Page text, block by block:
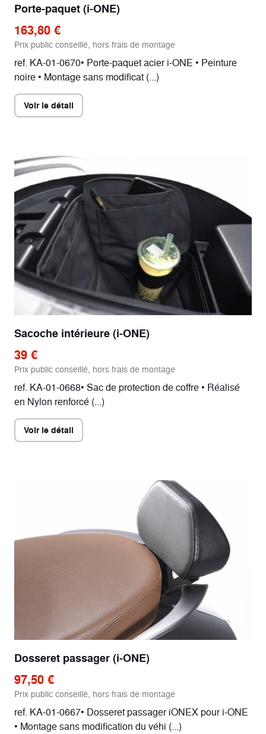
Pneu avant 90/90-12
Pneu arrière 110/70-12
Porte-paquet (i-ONE)
163,80 €
Prix public conseillé, hors frais de montage
ref. KA-01-0670• Porte-paquet acier i-ONE • Peinture
noire • Montage sans modificat (...)
Voir le détail
Sacoche intérieure (i-ONE)
39 €
Prix public conseillé, hors frais de montage
ref. KA-01-0668• Sac de protection de coffre • Réalisé
en Nylon renforcé (...)
Voir le détail
Dosseret passager (i-ONE)
97,50 €
Prix public conseillé, hors frais de montage
ref. KA-01-0667• Dosseret passager iONEX pour i-ONE
• Montage sans modification du véhi (...)